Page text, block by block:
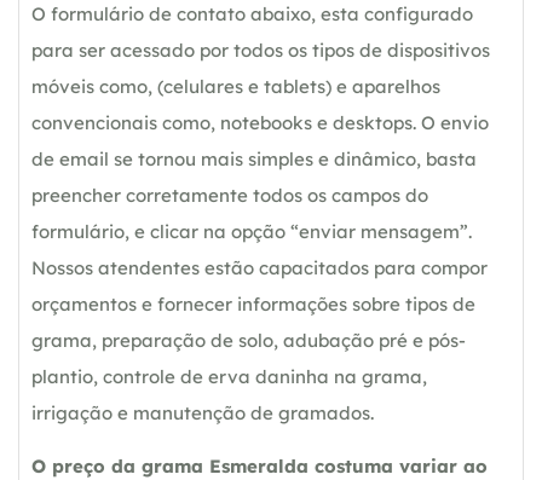
O formulário de contato abaixo, esta configurado
para ser acessado por todos os tipos de dispositivos
móveis como, (celulares e tablets) e aparelhos
convencionais como, notebooks e desktops. O envio
de email se tornou mais simples e dinâmico, basta
preencher corretamente todos os campos do
formulário, e clicar na opção “enviar mensagem”.
Nossos atendentes estão capacitados para compor
orçamentos e fornecer informações sobre tipos de
grama, preparação de solo, adubação pré e pós-
plantio, controle de erva daninha na grama,
irrigação e manutenção de gramados.
O preço da grama Esmeralda costuma variar ao